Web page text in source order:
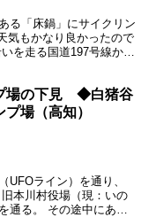
る「床鍋」にサイクリン
気もかなり良かったので
を走る国道197号線から
場の下見 ◆白猪谷
場（高知）
UFOライン）を通り、
本川村役場（現：いの
通る。 その途中にある